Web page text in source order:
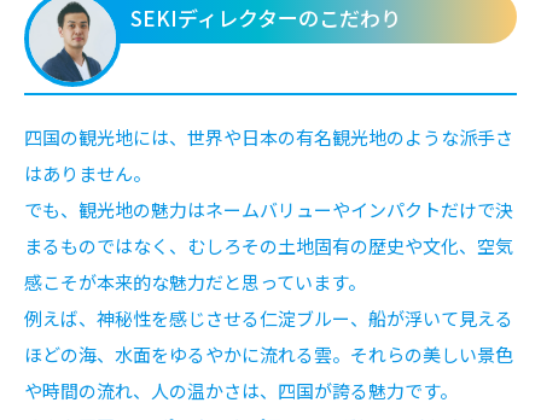
SEKIディレクターのこだわり
四国の観光地には、世界や日本の有名観光地のような派手さ
はありません。
でも、観光地の魅力はネームバリューやインパクトだけで決
まるものではなく、むしろその土地固有の歴史や文化、空気
感こそが本来的な魅力だと思っています。
例えば、神秘性を感じさせる仁淀ブルー、船が浮いて見える
ほどの海、水面をゆるやかに流れる雲。それらの美しい景色
や時間の流れ、人の温かさは、四国が誇る魅力です。